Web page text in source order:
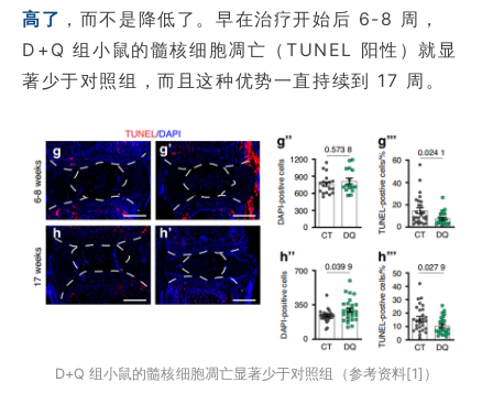
高了 ，而不是降低了。早在治疗开始后 6-8 周，
D+Q 组小鼠的髓核细胞凋亡（TUNEL 阳性）就显
著少于对照组，而且这种优势一直持续到 17 周。
D+Q 组小鼠的髓核细胞凋亡显著少于对照组（参考资料[1]）